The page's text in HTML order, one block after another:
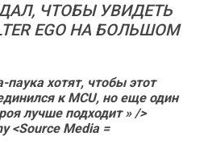
ЧТОБЫ УВИДЕТЬ
EGO НА БОЛЬШОМ